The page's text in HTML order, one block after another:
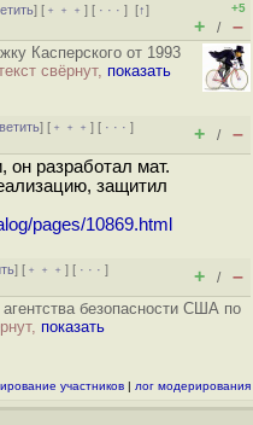
] [ ﹢﹢﹢] [ · · ·][↑]
+5
+ / –
Касперского от 1993
свёрнут, показать
] [ ﹢﹢﹢] [ · · ·]
+ / –
разработал мат.
защитил
pages/10869.html
] [ ﹢﹢﹢] [ · · ·]
+ / –
безопасности США по
показать
участников | лог модерирования